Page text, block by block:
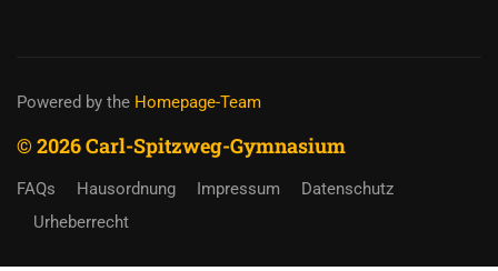
Powered by the Homepage-Team
© 2026 Carl-Spitzweg-Gymnasium
FAQs Hausordnung Impressum
Datenschutz
Urheberrecht